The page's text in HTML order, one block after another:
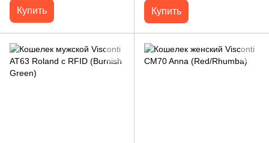
Купить Купить